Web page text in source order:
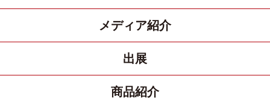
メディア紹介
出展
商品紹介